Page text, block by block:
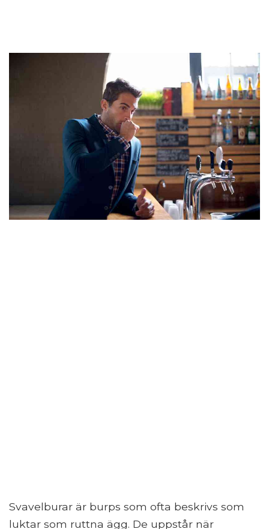
Svavelburar är burps som ofta beskrivs som
luktar som ruttna ägg. De uppstår när